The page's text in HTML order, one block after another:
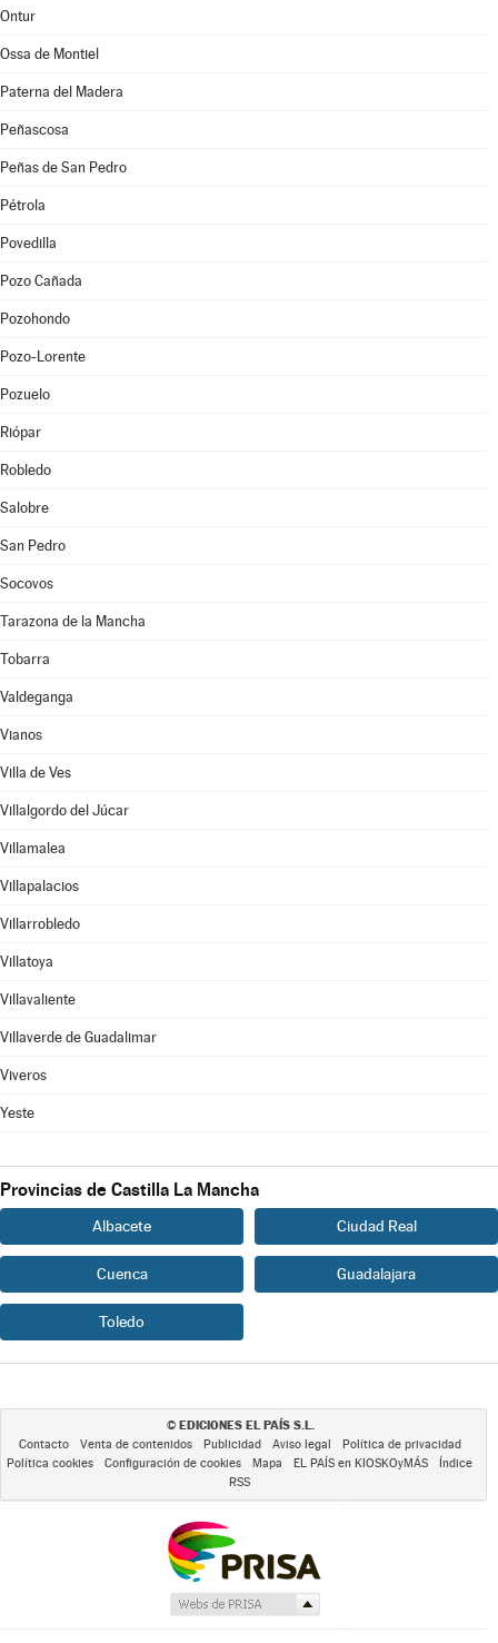
Ontur
Ossa de Montiel
Paterna del Madera
Peñascosa
Peñas de San Pedro
Pétrola
Povedilla
Pozo Cañada
Pozohondo
Pozo-Lorente
Pozuelo
Riópar
Robledo
Salobre
San Pedro
Socovos
Tarazona de la Mancha
Tobarra
Valdeganga
Vianos
Villa de Ves
Villalgordo del Júcar
Villamalea
Villapalacios
Villarrobledo
Villatoya
Villavaliente
Villaverde de Guadalimar
Viveros
Yeste
Provincias de Castilla La Mancha
Albacete Ciudad Real
Cuenca Guadalajara
Toledo
© EDICIONES EL PAÍS S.L.
Contacto Venta de contenidos Publicidad Aviso legal
Política de privacidad
Política cookies
Configuración de cookies Mapa EL PAÍS en KIOSKOyMÁS
Índice
RSS